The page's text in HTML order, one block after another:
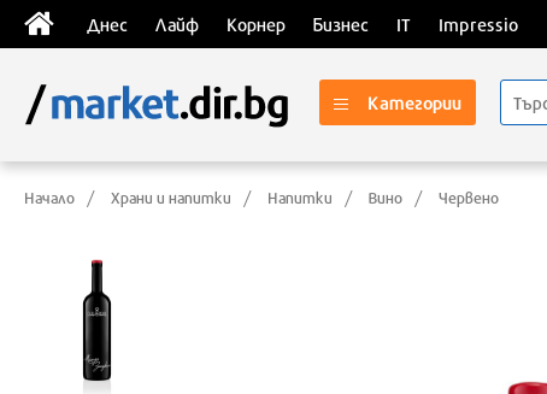
Днес Лайф Корнер Бизнес IT Impressio
Категории
Начало Храни и напитки Напитки Вино Червено